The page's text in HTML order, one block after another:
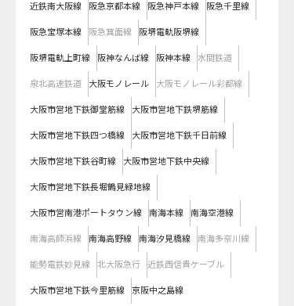
近鉄南大阪線 阪急京都本線 阪急神戸本線 阪急千里線
阪急宝塚本線 阪急箕面線 阪堺電軌阪堺線
阪堺電軌上町線 阪神なんば線 阪神本線 水間鉄道
泉北高速鉄道 大阪モノレール 大阪モノレール彩都線
大阪市営地下鉄御堂筋線 大阪市営地下鉄堺筋線
大阪市営地下鉄四つ橋線 大阪市営地下鉄千日前線
大阪市営地下鉄谷町線 大阪市営地下鉄中央線
大阪市営地下鉄長堀鶴見緑地線
大阪市営南港ポートタウン線 南海本線 南海空港線
南海高師浜線 南海高野線 南海汐見橋線 南海多奈川線
能勢電鉄妙見線 北大阪急行 近鉄西信貴ケーブル
大阪市営地下鉄今里筋線 京阪中之島線